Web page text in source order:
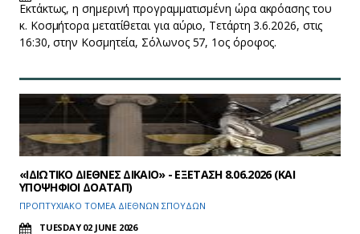
Εκτάκτως, η σημερινή προγραμματισμένη ώρα ακρόασης του
κ. Κοσμήτορα μετατίθεται για αύριο, Τετάρτη 3.6.2026, στις
16:30, στην Κοσμητεία, Σόλωνος 57, 1ος όροφος.
«ΙΔΙΩΤΙΚΟ ΔΙΕΘΝΕΣ ΔΙΚΑΙΟ» - ΕΞΕΤΑΣΗ 8.06.2026 (ΚΑΙ
ΥΠΟΨΗΦΙΟΙ ΔΟΑΤΑΠ)
ΠΡΟΠΤΥΧΙΑΚΟ ΤΟΜΕΑ ΔΙΕΘΝΩΝ ΣΠΟΥΔΩΝ
TUESDAY 02 JUNE 2026